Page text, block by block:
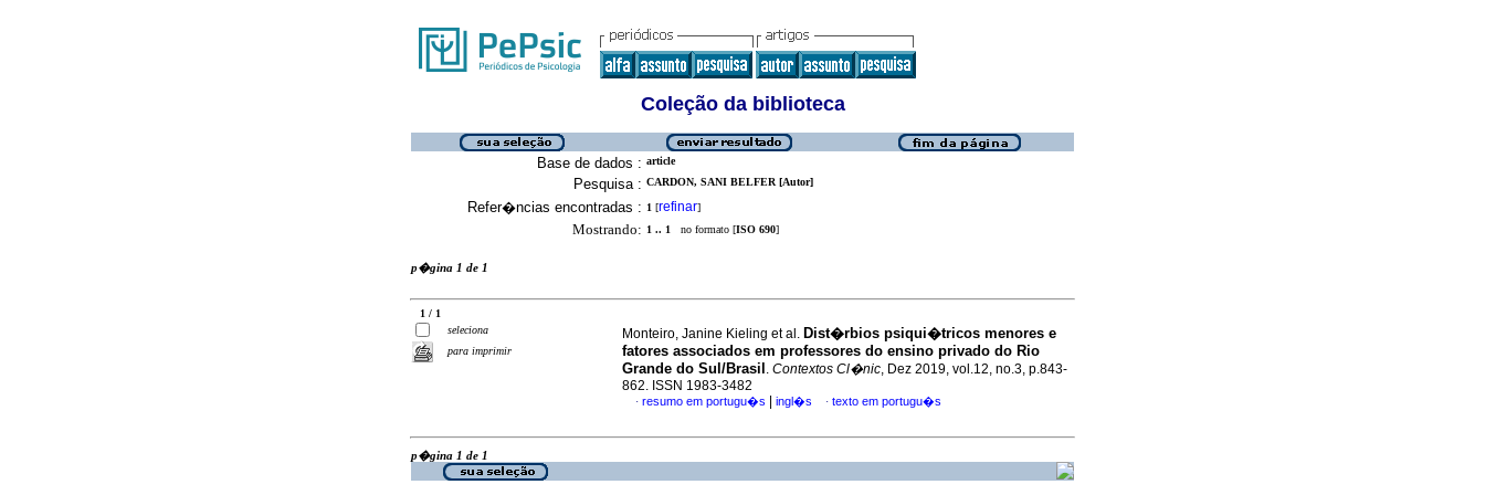
Coleção da biblioteca
Base de dados : article
Pesquisa : CARDON, SANI BELFER [Autor]
Refer�ncias encontradas : 1 [refinar]
Mostrando: 1 .. 1 no formato [ISO 690]
p�gina 1 de 1
1 / 1
seleciona
para imprimir
Monteiro, Janine Kieling et al. Dist�rbios psiqui�tricos menores e
fatores associados em professores do ensino privado do Rio
Grande do Sul/Brasil . Contextos Cl�nic, Dez 2019, vol.12, no.3, p.843-
862. ISSN 1983-3482
· resumo em portugu�s ingl�s · texto em portugu�s
p�gina 1 de 1